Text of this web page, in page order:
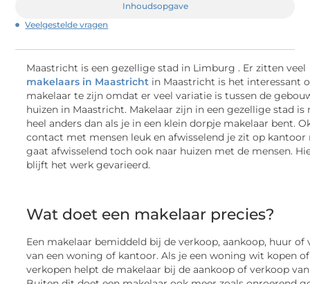
Inhoudsopgave
Veelgestelde vragen
Maastricht is een gezellige stad in Limburg . Er zitten veel
makelaars in Maastricht in Maastricht is het interessant
makelaar te zijn omdat er veel variatie is tussen de
huizen in Maastricht. Makelaar zijn in een gezellige stad is
heel anders dan als je in een klein dorpje makelaar bent.
contact met mensen leuk en afwisselend je zit op kantoor
gaat afwisselend toch ook naar huizen met de mensen.
blijft het werk gevarieerd.
Wat doet een makelaar precies?
Een makelaar bemiddeld bij de verkoop, aankoop, huur of
van een woning of kantoor. Als je een woning wit kopen of
verkopen helpt de makelaar bij de aankoop of verkoop